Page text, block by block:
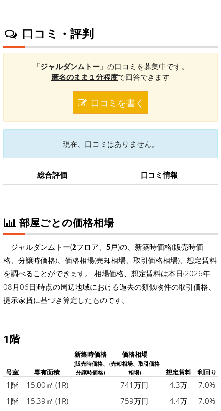
口コミ・評判
『ジャルダンムトー』の口コミを募集中です。
匿名のまま１分程度で回答できます
口コミを書く
現在、口コミはありません。
総合評価 口コミ情報
部屋ごとの価格相場
ジャルダンムトー(2フロア、 5戸)の、新築時価格(販売時価
格、分譲時価格)、価格相場(売却相場、取引価格相場)、想定賃料
を調べることができます。 相場価格、想定賃料は本日(2026年
08月06日)時点の周辺地域における過去の類似物件の取引価格、
提示家賃に基づき算定したものです。
1階
号室 専有面積
新築時価格
(販売時価格、
分譲時価格)
価格相場
(売却相場、取引価格
相場)
想定賃料 利回り
1階 15.00㎡ (1R) - 741万円 4.3万
7.0%
1階
15.39㎡ (1R) - 759万円 4.4万
7.0%